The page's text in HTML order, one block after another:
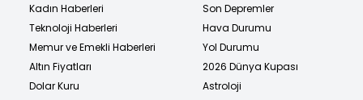
Kadın Haberleri
Teknoloji Haberleri
Memur ve Emekli Haberleri
Altın Fiyatları
Dolar Kuru
Son Depremler
Hava Durumu
Yol Durumu
2026 Dünya Kupası
Astroloji